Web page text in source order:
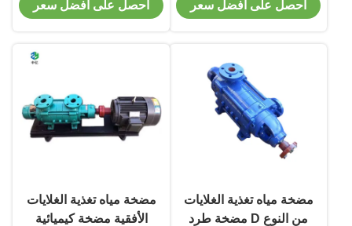
احصل على أفضل سعر
DG
احصل على أفضل سعر
مضخة مياه تغذية الغلايات
من النوع D مضخة طرد
مضخة مياه تغذية الغلايات
الأفقية مضخة كيميائية